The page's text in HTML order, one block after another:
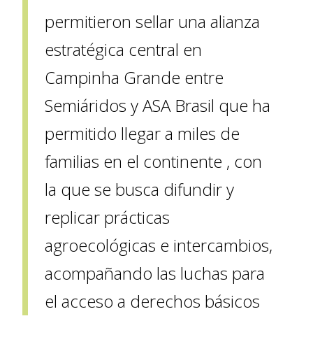
permitieron sellar una alianza
estratégica central en
Campinha Grande entre
Semiáridos y ASA Brasil que ha
permitido llegar a miles de
familias en el continente , con
la que se busca difundir y
replicar prácticas
agroecológicas e intercambios,
acompañando las luchas para
el acceso a derechos básicos